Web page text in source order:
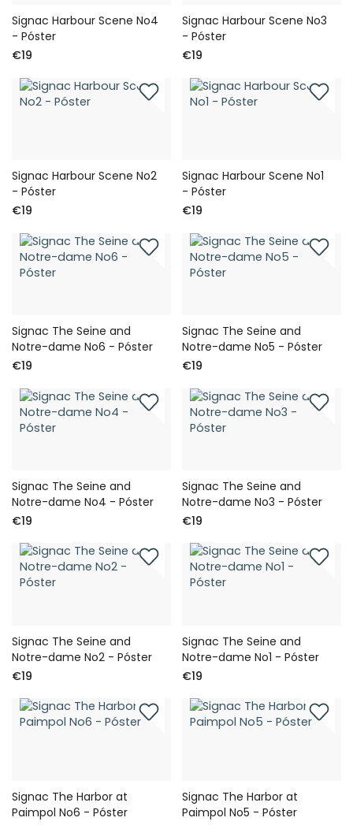
Signac Harbour Scene No4
- Póster
€19
Signac Harbour Scene No3
- Póster
€19
Signac Harbour Scene No2
- Póster
€19
Signac Harbour Scene No1
- Póster
€19
Signac The Seine and
Notre-dame No6 - Póster
€19
Signac The Seine and
Notre-dame No5 - Póster
€19
Signac The Seine and
Notre-dame No4 - Póster
€19
Signac The Seine and
Notre-dame No3 - Póster
€19
Signac The Seine and
Notre-dame No2 - Póster
€19
Signac The Seine and
Notre-dame No1 - Póster
€19
Signac The Harbor at
Paimpol No6 - Póster
Signac The Harbor at
Paimpol No5 - Póster